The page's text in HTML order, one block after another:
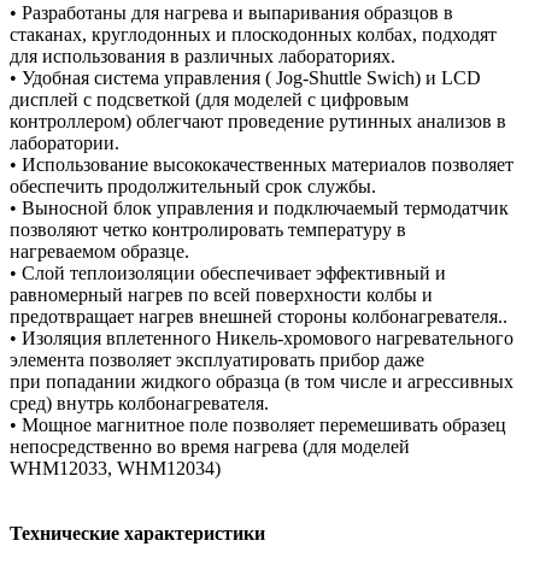
• Разработаны для нагрева и выпаривания образцов в
стаканах, круглодонных и плоскодонных колбах, подходят
для использования в различных лабораториях.
• Удобная система управления ( Jog-Shuttle Swich) и LCD
дисплей с подсветкой (для моделей с цифровым
контроллером) облегчают проведение рутинных анализов в
лаборатории.
• Использование высококачественных материалов позволяет
обеспечить продолжительный срок службы.
• Выносной блок управления и подключаемый термодатчик
позволяют четко контролировать температуру в
нагреваемом образце.
• Слой теплоизоляции обеспечивает эффективный и
равномерный нагрев по всей поверхности колбы и
предотвращает нагрев внешней стороны колбонагревателя..
• Изоляция вплетенного Никель-хромового нагревательного
элемента позволяет эксплуатировать прибор даже
при попадании жидкого образца (в том числе и агрессивных
сред) внутрь колбонагревателя.
• Мощное магнитное поле позволяет перемешивать образец
непосредственно во время нагрева (для моделей
WHM12033, WHM12034)
Технические характеристики